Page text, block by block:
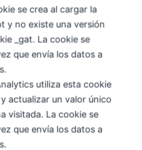
se crea al cargar la
y no existe una versión
_gat. La cookie se
que envía los datos a
utiliza esta cookie
actualizar un valor único
visitada. La cookie se
que envía los datos a